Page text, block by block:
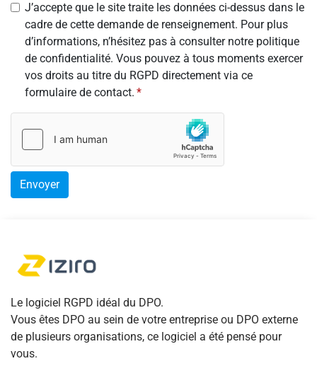
J’accepte que le site traite les données ci-dessus dans le
cadre de cette demande de renseignement. Pour plus
d’informations, n’hésitez pas à consulter notre politique
de confidentialité. Vous pouvez à tous moments exercer
vos droits au titre du RGPD directement via ce
formulaire de contact.
Le logiciel RGPD idéal du DPO.
Vous êtes DPO au sein de votre entreprise ou DPO externe
de plusieurs organisations, ce logiciel a été pensé pour
vous.